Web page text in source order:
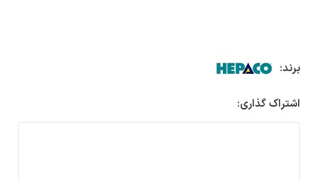
برند:
اشتراک گذاری: